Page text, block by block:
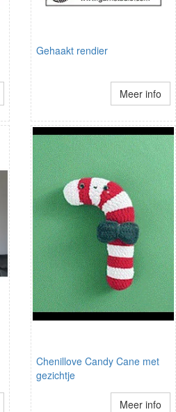
Gehaakt rendier
Meer info
Chenillove Candy Cane met
gezichtje
Meer info